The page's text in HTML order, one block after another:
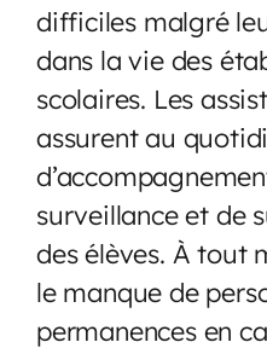
difficiles malgré
dans la vie des
scolaires. Les
assurent au
surveillance et de
des élèves. À tout
le manque de
permanences en